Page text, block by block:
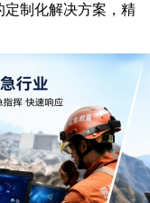
定制化解决方案，精